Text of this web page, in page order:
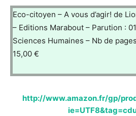
Eco-citoyen – A vous d’agir! de
– Editions Marabout – Parution :
Sciences Humaines – Nb de
15,00 €
http://www.amazon.fr/gp/